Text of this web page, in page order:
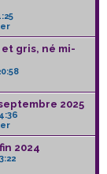
gris, né mi-
2025
2024